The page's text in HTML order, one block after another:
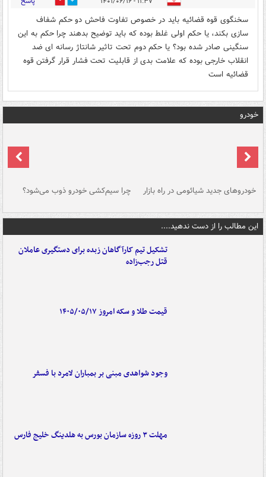
سخنگوی قوه قضائیه باید در خصوص تفاوت فاحش دو حکم شفاف
سازی بکند، یا حکم اولی غلط بوده که باید توضیح بدهند چرا حکم به این
سنگینی صادر شده بود؟ یا حکم دوم تحت تاثیر شانتاژ رسانه ای ضد
انقلاب خارجی بوده که علامت بدی از قابلیت تحت فشار قرار گرفتن قوه
قضائیه است
خودرو
خودروهای جدید شیائومی در راه بازار چرا سیم‌کشی خودرو ذوب می‌شود؟
این مطالب را از دست ندهید....
تشکیل تیم کارآگاهان زبده برای دستگیری عاملان
قتل رجب‌زاده
قیمت طلا و سکه امروز ۱۴۰۵/۰۵/۱۷
وجود شواهدی مبنی بر بمباران لامرد با فسفر
مهلت ۳ روزه سازمان بورس به هلدینگ خلیج فارس